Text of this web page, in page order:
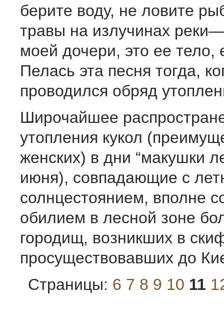
берите воду, не ловите
травы на излучинах
моей дочери, это ее тело,
Пелась эта песня тогда,
проводился обряд
Широчайшее
утопления кукол
женских) в дни “макушки
июня), совпадающие с
солнцестоянием, вполне
обилием в лесной зоне
городищ, возникших в
просуществовавших до
Страницы: 6 7 8 9 10 11